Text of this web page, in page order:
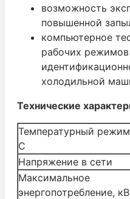
возможность
повышенной
компьютерное
рабочих
холодильной
Технические
Температурный
С
Напряжение в сети
Maксимальное
энергопотребление,